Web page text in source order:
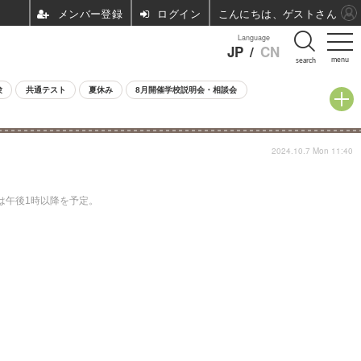
menu
Language
JP / CN search
共通テスト 夏休み 8月開催学校説明会・相談会
後1時以降を予定。
2024.10.7 Mon 11:40
ログイン こんにちは、ゲストさん